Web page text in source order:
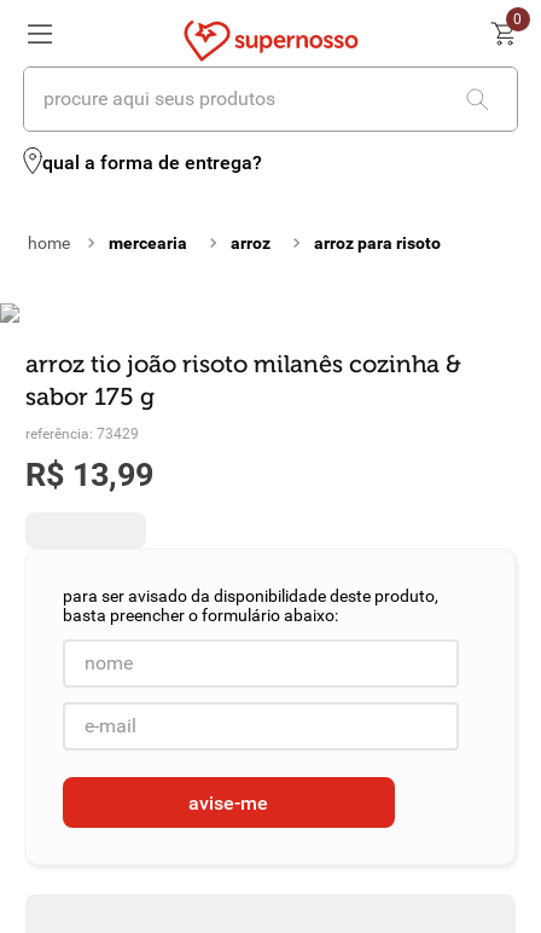
0
procure aqui seus produtos
qual a forma de entrega?
mercearia arroz arroz para risoto
arroz tio joão risoto milanês cozinha &
sabor 175 g
referência: 73429
R$ 13,99
avise-me
termos mais buscados
2º leite
iogurte
5º queijo
º macarrão
chocolate